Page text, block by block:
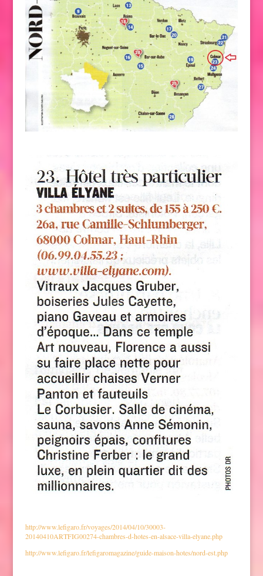
http://www.lefigaro.fr/voyages/2014/04/10/30003-
20140410ARTFIG00274-chambres-d-hotes-en-alsace-villa-elyane.php
http://www.lefigaro.fr/lefigaromagazine/guide-maison-hotes/nord-est.php